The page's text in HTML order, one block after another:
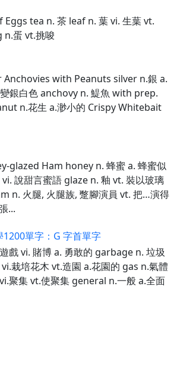
Eggs tea n. 茶 leaf n. 葉 vi. 生葉 vt.
n.蛋 vt.挑唆
Anchovies with Peanuts silver n.銀 a.
銀白色 anchovy n. 鯷魚 with prep.
n.花生 a.渺小的 Crispy Whitebait
glazed Ham honey n. 蜂蜜 a. 蜂蜜似
說甜言蜜語 glaze n. 釉 vt. 裝以玻璃
n. 火腿, 火腿族, 蹩腳演員 vt. 把…演得
...
單字：G 字首單字
戲 vi. 賭博 a. 勇敢的 garbage n. 垃圾
栽培花木 vt.造園 a.花園的 gas n.氣體
聚集 vt.使聚集 general n.一般 a.全面